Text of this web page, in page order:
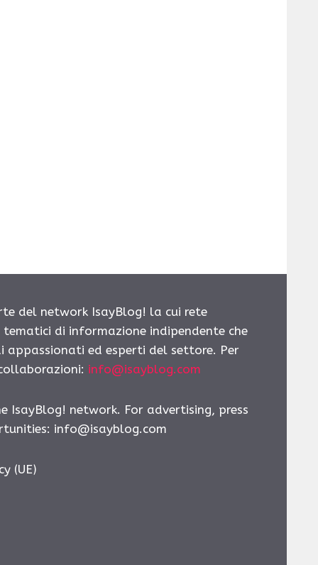
del network IsayBlog! la cui rete
di informazione indipendente che
ed esperti del settore. Per
info@isayblog.com
IsayBlog! network. For advertising, press
info@isayblog.com
(UE)